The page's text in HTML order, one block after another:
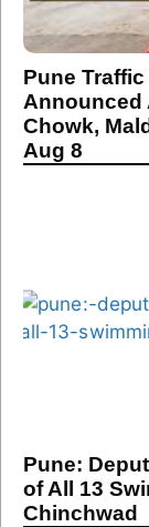
Pune
Announced
Chowk,
Aug 8
Pune:
of All 13
Chinchwad